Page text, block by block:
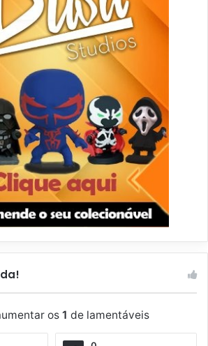
os 1 de lamentáveis